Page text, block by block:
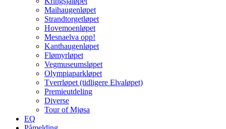
Maihaugenløpet
Strandtorgetløpet
Hovemoenløpet
Mesnaelva opp!
Kanthaugenløpet
Flømyrløpet
Vegmuseumsløpet
Olympiaparkløpet
Tverrløpet (tidligere Elvaløpet)
Premieutdeling
Diverse
Tour of Mjøsa
EQ